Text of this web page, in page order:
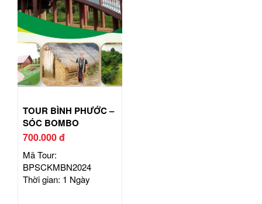
TOUR BÌNH PHƯỚC –
SÓC BOMBO
700.000 đ
Mã Tour:
BPSCKMBN2024
Thời gian: 1 Ngày